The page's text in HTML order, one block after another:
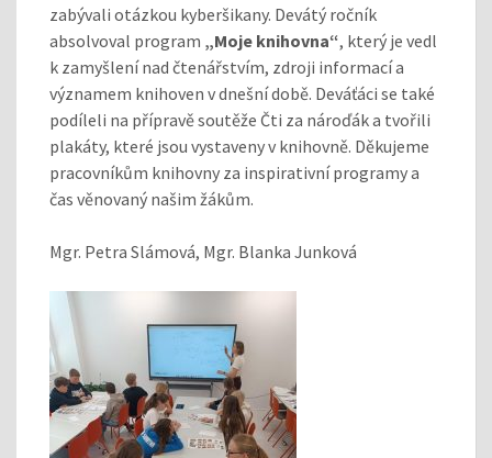
zabývali otázkou kyberšikany. Devátý ročník
absolvoval program „Moje knihovna“, který je vedl
k zamyšlení nad čtenářstvím, zdroji informací a
významem knihoven v dnešní době. Deváťáci se také
podíleli na přípravě soutěže Čti za nároďák a tvořili
plakáty, které jsou vystaveny v knihovně. Děkujeme
pracovníkům knihovny za inspirativní programy a
čas věnovaný našim žákům.
Mgr. Petra Slámová, Mgr. Blanka Junková